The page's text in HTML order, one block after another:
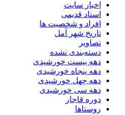
اخبار سایت
اسناد قدیمی
افراد و شخصیت ها
تاریخ شهر آمل
تصاویر
دسته‌بندی نشده
دهه بیست خورشیدی
دهه پنجاه خورشیدی
دهه چهل خورشیدی
دهه سی خورشیدی
دوره قاجار
روستاها